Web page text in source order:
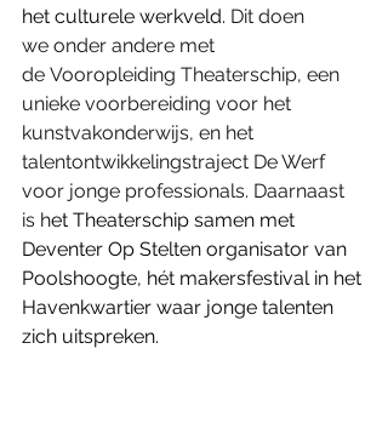
het culturele werkveld. Dit doen
we onder andere met
de Vooropleiding Theaterschip, een
unieke voorbereiding voor het
kunstvakonderwijs, en het
talentontwikkelingstraject De Werf
voor jonge professionals. Daarnaast
is het Theaterschip samen met
Deventer Op Stelten organisator van
Poolshoogte, hét makersfestival in het
Havenkwartier waar jonge talenten
zich uitspreken.